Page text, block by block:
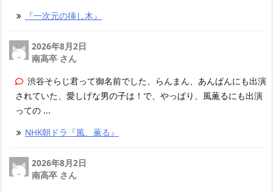
『一次元の挿し木』
2026年8月2日
南高卒 さん
渋谷そらじ君って御名前でした、らんまん、あんぱんにも出演
されていた、愛しげな男の子は！で、やっぱり、風薫るにも出演
っての ...
NHK朝ドラ『風、薫る』
2026年8月2日
南高卒 さん